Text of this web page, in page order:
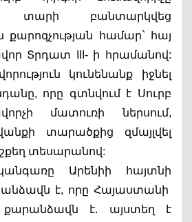
տարի բանտարկվեց
քարոզչության համար` հայ
Տրդատ III- ի հրամանով:
կունենանք իջնել
որը գտնվում է Սուրբ
մատուռի ներսում,
տարածքից զմայլվել
տեսարանով:
Արենիի հայտնի
է, որը Հայաստանի
քարանձավն է. այստեղ է